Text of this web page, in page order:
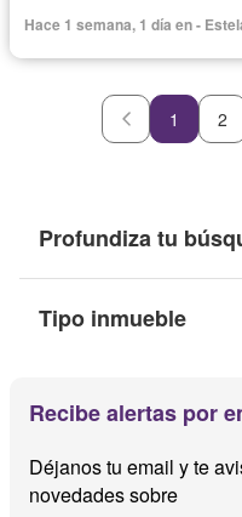
Hace 1 semana, 1 día en -
1 2
Profundiza tu
Tipo inmueble
Recibe alertas por
Déjanos tu email y te
novedades sobre